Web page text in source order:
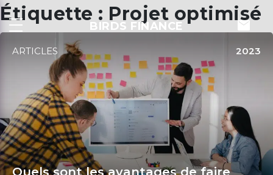
Skip
to
content
BIRDS FINANCE mail
Étiquette : Projet optimisé
ARTICLES 2023
Quels sont les avantages de faire